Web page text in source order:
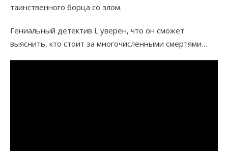
таинственного борца со злом.
Гениальный детектив L уверен, что он сможет
выяснить, кто стоит за многочисленными смертями…